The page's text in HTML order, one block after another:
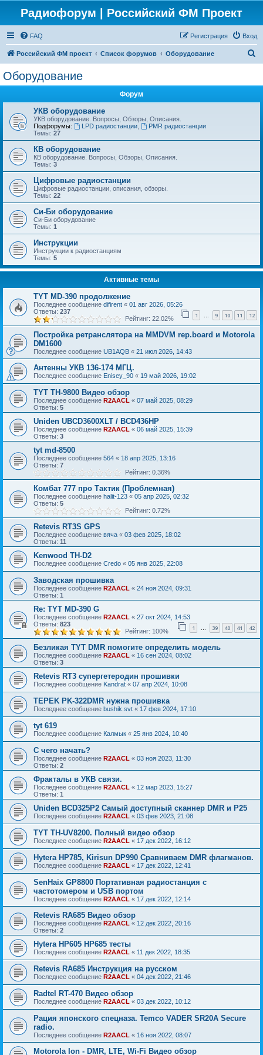
Радиофорум | Российский ФМ Проект
FAQ Вход
Регистрация
Российский ФМ проект Список форумов Оборудование
Оборудование
Форум
УКВ оборудование
УКВ оборудование. Вопросы, Обзоры, Описания.
Подфорумы:
LPD радиостанции,
PMR радиостанции
Темы: 27
КВ оборудование
КВ оборудование. Вопросы, Обзоры, Описания.
Темы: 3
Цифровые радиостанции
Цифровые радиостанции, описания, обзоры.
Темы: 22
Си-Би оборудование
Си-Би оборудование
Темы: 1
Инструкции
Инструкции к радиостанциям
Темы: 5
Активные темы
TYT MD-390 продолжение
Последнее сообщение difirent « 01 авг 2026, 05:26
Ответы: 237 1 … 9 10 11 12
Рейтинг: 22.02%
Постройка ретранслятора на MMDVM rep.board и Motorola
DM1600
Последнее сообщение UB1AQB « 21 июл 2026, 14:43
Антенны УКВ 136-174 МГЦ.
Последнее сообщение Enisey_90 « 19 май 2026, 19:02
TYT TH-9800 Видео обзор
Последнее сообщение R2AACL « 07 май 2025, 08:29
Ответы: 5
Uniden UBCD3600XLT / BCD436HP
Последнее сообщение R2AACL « 06 май 2025, 15:39
Ответы: 3
tyt md-8500
Последнее сообщение 564 « 18 апр 2025, 13:16
Ответы: 7
Рейтинг: 0.36%
Комбат 777 про Тактик (Проблемная)
Последнее сообщение halit-123 « 05 апр 2025, 02:32
Ответы: 5
Рейтинг: 0.72%
Retevis RT3S GPS
Последнее сообщение вяча « 03 фев 2025, 18:02
Ответы: 11
Kenwood TH-D2
Последнее сообщение Credo « 05 янв 2025, 22:08
Заводская прошивка
Последнее сообщение R2AACL « 24 ноя 2024, 09:31
Ответы: 1
Re: TYT MD-390 G
Последнее сообщение R2AACL « 27 окт 2024, 14:53
Ответы: 823 1 … 39 40 41 42
Рейтинг: 100%
Безликая TYT DMR помогите определить модель
Последнее сообщение R2AACL « 16 сен 2024, 08:02
Ответы: 3
Retevis RT3 супергетеродин прошивки
Последнее сообщение Kandrat « 07 апр 2024, 10:08
TEPEK PK-322DMR нужна прошивка
Последнее сообщение bushik.svt « 17 фев 2024, 17:10
tyt 619
Последнее сообщение Калмык « 25 янв 2024, 10:40
С чего начать?
Последнее сообщение R2AACL « 03 ноя 2023, 11:30
Ответы: 2
Фракталы в УКВ связи.
Последнее сообщение R2AACL « 12 мар 2023, 15:27
Ответы: 1
Uniden BCD325P2 Самый доступный сканнер DMR и P25
Последнее сообщение R2AACL « 03 фев 2023, 21:08
TYT TH-UV8200. Полный видео обзор
Последнее сообщение R2AACL « 17 дек 2022, 16:12
Hytera HP785, Kirisun DP990 Сравниваем DMR флагманов.
Последнее сообщение R2AACL « 17 дек 2022, 12:41
SenHaix GP8800 Портативная радиостанция с
частотомером и USB портом
Последнее сообщение R2AACL « 17 дек 2022, 12:14
Retevis RA685 Видео обзор
Последнее сообщение R2AACL « 12 дек 2022, 20:16
Ответы: 2
Hytera HP605 HP685 тесты
Последнее сообщение R2AACL « 11 дек 2022, 18:35
Retevis RA685 Инструкция на русском
Последнее сообщение R2AACL « 04 дек 2022, 21:46
Radtel RT-470 Видео обзор
Последнее сообщение R2AACL « 03 дек 2022, 10:12
Рация японского спецназа. Temco VADER SR20A Secure
radio.
Последнее сообщение R2AACL « 16 ноя 2022, 08:07
Motorola Ion - DMR, LTE, Wi-Fi Видео обзор